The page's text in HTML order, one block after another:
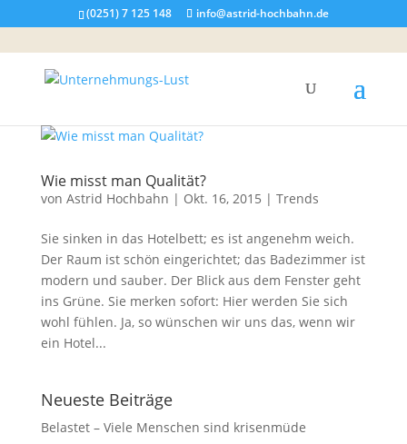
(0251) 7 125 148 info@astrid-hochbahn.de
Wie misst man Qualität?
von Astrid Hochbahn | Okt. 16, 2015 | Trends
Sie sinken in das Hotelbett; es ist angenehm weich.
Der Raum ist schön eingerichtet; das Badezimmer ist
modern und sauber. Der Blick aus dem Fenster geht
ins Grüne. Sie merken sofort: Hier werden Sie sich
wohl fühlen. Ja, so wünschen wir uns das, wenn wir
ein Hotel...
Neueste Beiträge
Belastet – Viele Menschen sind krisenmüde